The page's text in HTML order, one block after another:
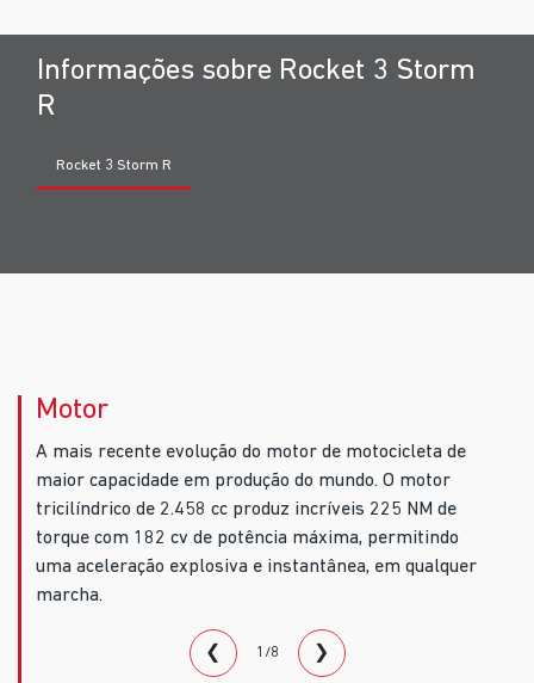
Informações sobre Rocket 3 Storm
R
Rocket 3 Storm R
Motor
A mais recente evolução do motor de motocicleta de
maior capacidade em produção do mundo. O motor
tricilíndrico de 2.458 cc produz incríveis 225 NM de
torque com 182 cv de potência máxima, permitindo
uma aceleração explosiva e instantânea, em qualquer
marcha.
❮ 1/8 ❯